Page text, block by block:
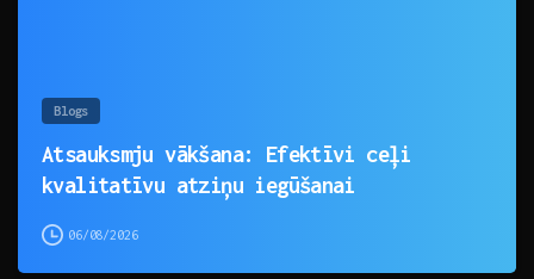
Blogs
Atsauksmju vākšana: Efektīvi ceļi
kvalitatīvu atziņu iegūšanai
06/08/2026